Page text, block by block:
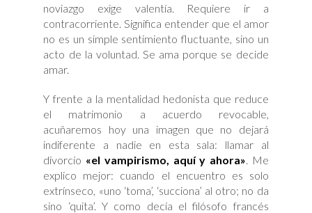
noviazgo exige valentía. Requiere ir a
contracorriente. Significa entender que el amor
no es un simple sentimiento fluctuante, sino un
acto de la voluntad. Se ama porque se decide
amar.
Y frente a la mentalidad hedonista que reduce
el matrimonio a acuerdo revocable,
acuñaremos hoy una imagen que no dejará
indiferente a nadie en esta sala: llamar al
divorcio «el vampirismo, aquí y ahora» . Me
explico mejor: cuando el encuentro es solo
extrínseco, «uno ‘toma’, ‘succiona’ al otro; no da
sino ‘quita’. Y como decía el filósofo francés